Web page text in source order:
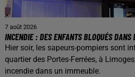
7 août 2026
INCENDIE : DES ENFANTS BLOQUÉS DANS
Hier soir, les sapeurs-pompiers sont
quartier des Portes-Ferrées, à
incendie dans un immeuble.